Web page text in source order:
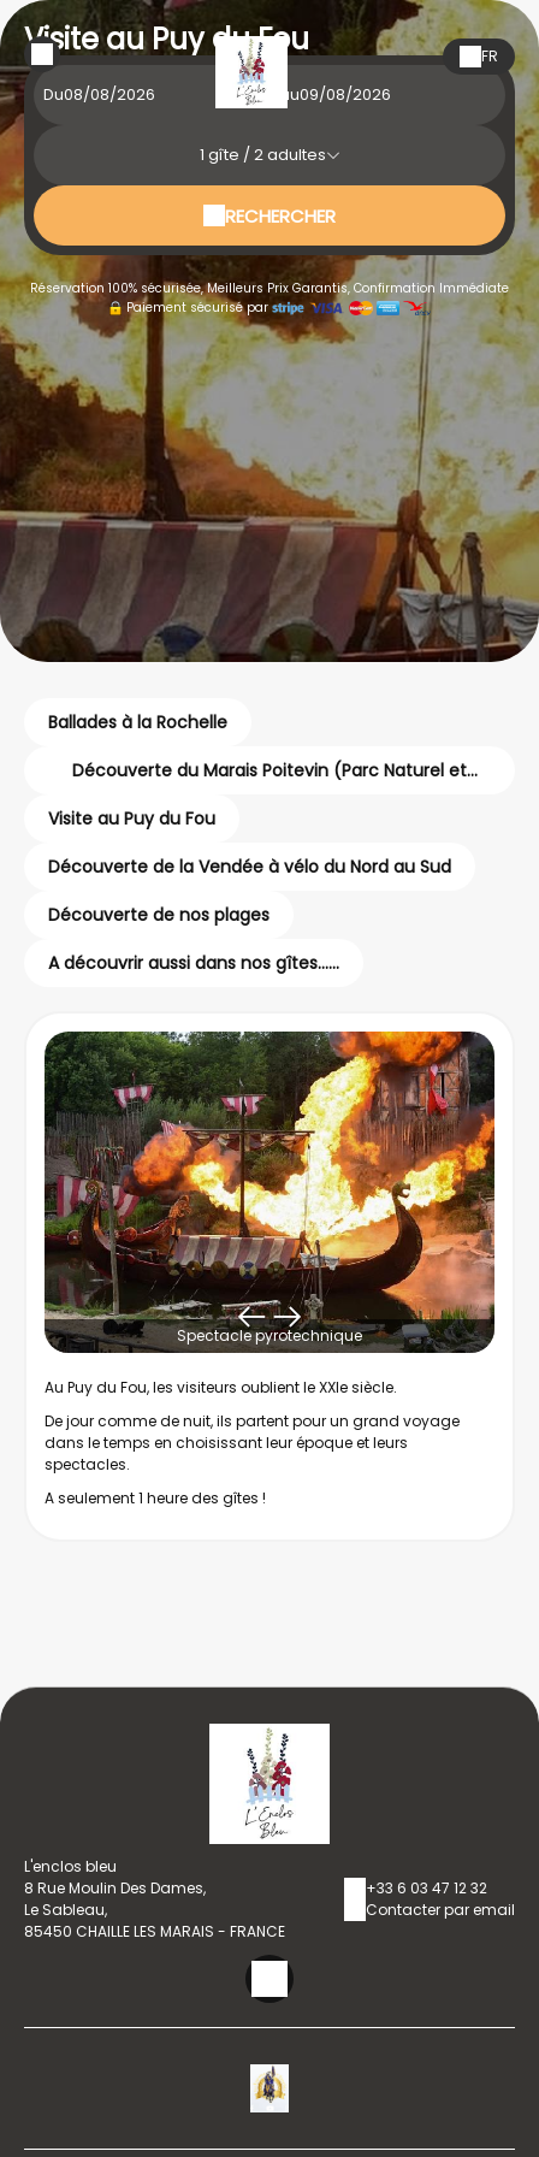
FR
Visite au Puy du Fou
Du au
1 gîte /2adultes
RECHERCHER
Réservation 100% sécurisée, Meilleurs Prix Garantis, Confirmation Immédiate
Paiement sécurisé par
Ballades à la Rochelle
Découverte du Marais Poitevin (Parc Naturel et
Visite au Puy du Fou
Découverte de la Vendée à vélo du Nord au Sud
Découverte de nos plages
A découvrir aussi dans nos gîtes......
Spectacle pyrotechnique
Au Puy du Fou, les visiteurs oublient le XXIe siècle.
De jour comme de nuit, ils partent pour un grand voyage
dans le temps en choisissant leur époque et leurs
spectacles.
A seulement 1 heure des gîtes !
L'enclos bleu
8 Rue Moulin Des Dames,
Le Sableau,
85450 CHAILLE LES MARAIS - FRANCE
+33 6 03 47 12 32
Contacter par email